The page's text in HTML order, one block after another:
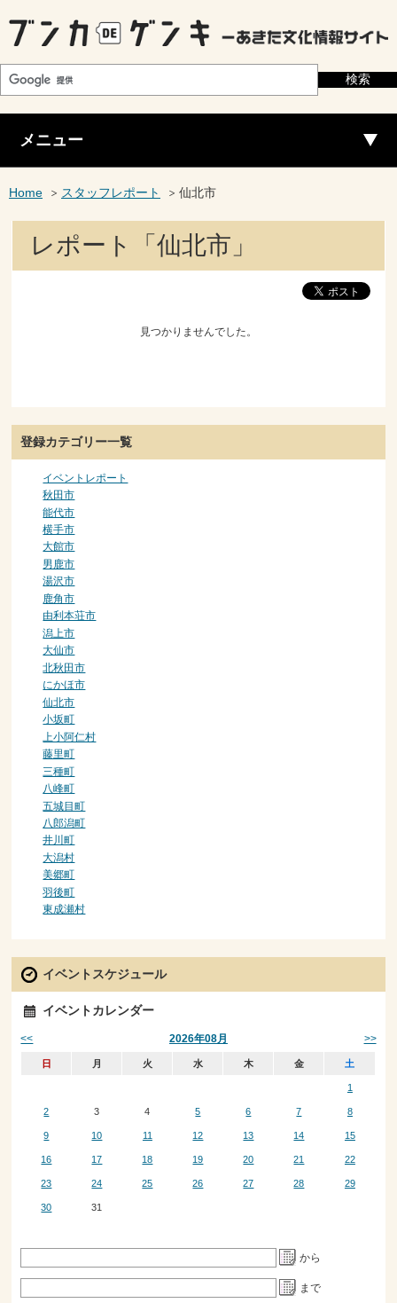
メニュー
Home スタッフレポート 仙北市
レポート「仙北市」
見つかりませんでした。
登録カテゴリー一覧
イベントレポート
秋田市
能代市
横手市
大館市
男鹿市
湯沢市
鹿角市
由利本荘市
潟上市
大仙市
北秋田市
にかほ市
仙北市
小坂町
上小阿仁村
藤里町
三種町
八峰町
五城目町
八郎潟町
井川町
大潟村
美郷町
羽後町
東成瀬村
イベントスケジュール
イベントカレンダー
2026年08月
<< >>
日 月 火 水 木 金 土
1
2 3 4 5 6 7 8
9 10 11 12 13 14 15
16 17 18 19 20 21 22
23 24 25 26 27 28 29
30 31
から
まで